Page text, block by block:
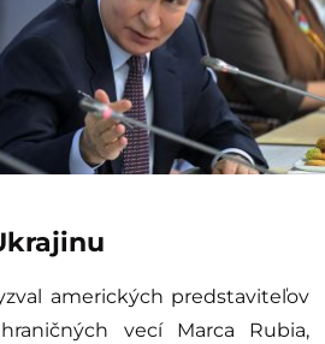
amerických predstaviteľov
vecí Marca Rubia,